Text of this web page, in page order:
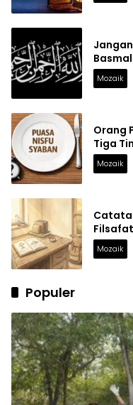
Mozaik
Orang
Tiga
Mozaik
Mozaik
Populer